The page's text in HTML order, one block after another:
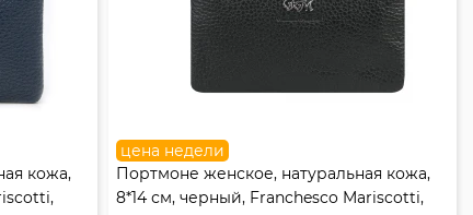
кожа,
цена недели
Портмоне женское, натуральная кожа,
8*14 см, черный, Franchesco Mariscotti,